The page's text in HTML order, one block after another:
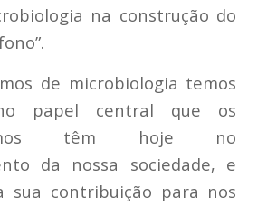
na construção do
de microbiologia temos
papel central que os
têm hoje no
da nossa sociedade, e
sua contribuição para nos